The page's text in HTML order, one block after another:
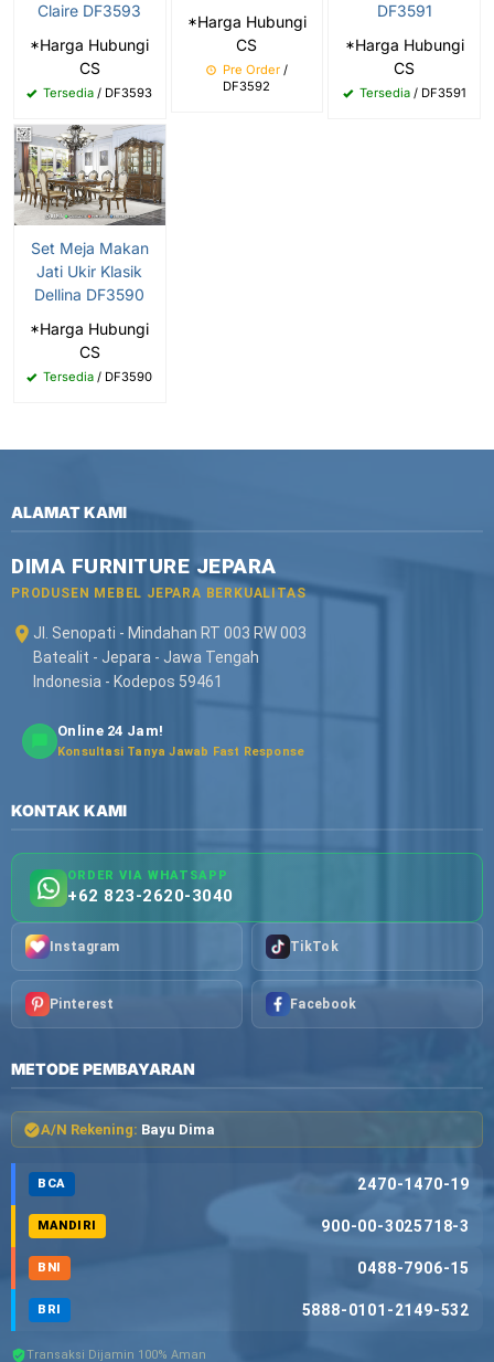
Claire DF3593
*Harga Hubungi
CS
Tersedia / DF3593
*Harga Hubungi
CS
Pre Order/
DF3592
DF3591
*Harga Hubungi
CS
Tersedia/ DF3591
Set Meja Makan
Jati Ukir Klasik
Dellina DF3590
*Harga Hubungi
CS
Tersedia / DF3590
ALAMAT KAMI
DIMA FURNITURE JEPARA
PRODUSEN MEBEL JEPARA BERKUALITAS
Jl. Senopati - Mindahan RT 003 RW 003
Batealit - Jepara - Jawa Tengah
Indonesia - Kodepos 59461
Online 24 Jam!
Konsultasi Tanya Jawab Fast Response
KONTAK KAMI
ORDER VIA WHATSAPP
+62 823-2620-3040
Instagram TikTok
Pinterest Facebook
METODE PEMBAYARAN
A/N Rekening: Bayu Dima
BCA 2470-1470-19
MANDIRI 900-00-3025718-3
BNI 0488-7906-15
BRI 5888-0101-2149-532
Transaksi Dijamin 100% Aman